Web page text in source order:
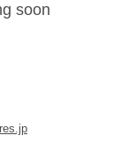
soon